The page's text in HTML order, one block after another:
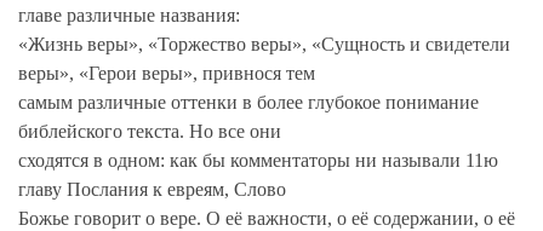
главе различные названия:
«Жизнь веры», «Торжество веры», «Сущность и свидетели
веры», «Герои веры», привнося тем
самым различные оттенки в более глубокое понимание
библейского текста. Но все они
сходятся в одном: как бы комментаторы ни называли 11ю
главу Послания к евреям, Слово
Божье говорит о вере. О её важности, о её содержании, о её